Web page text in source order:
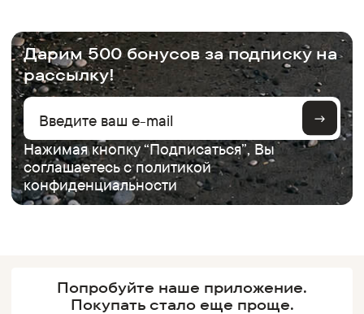
Дарим 500 бонусов за подписку на
рассылку!
Нажимая кнопку “Подписаться”, Вы
соглашаетесь сполитикой
конфиденциальности
Попробуйте наше приложение.
Покупатьстало еще проще.